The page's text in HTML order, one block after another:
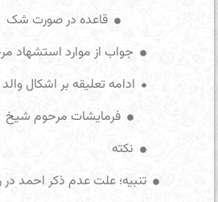
قاعده در صورت شک
جواب از موارد استشهاد
فرمایشات مرحوم شیخ
نکته
تنبیه؛ علت عدم ذکر احمد